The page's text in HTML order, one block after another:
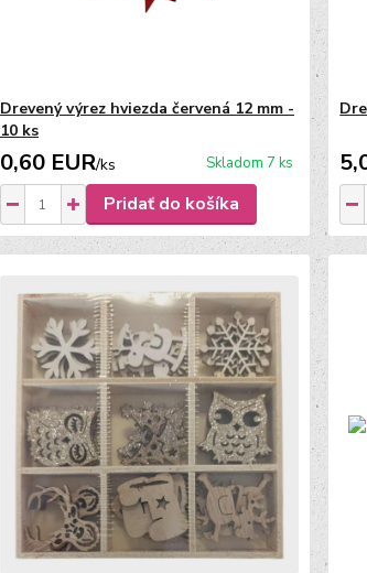
Drevený výrez hviezda červená 12 mm -
10 ks
0,60 EUR/ks Skladom 7 ks
Pridať do košíka